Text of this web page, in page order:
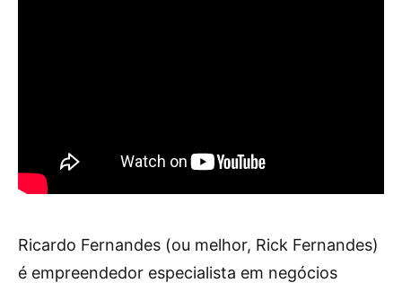
Ricardo Fernandes (ou melhor, Rick Fernandes)
é empreendedor especialista em negócios